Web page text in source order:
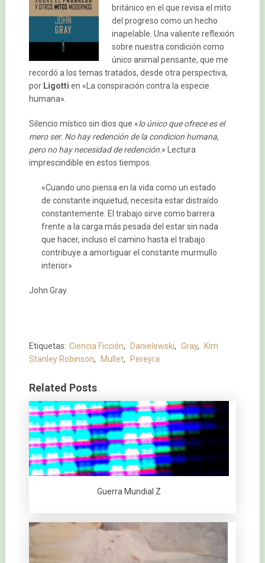
británico en el que revisa el mito
del progreso como un hecho
inapelable. Una valiente reflexión
sobre nuestra condición como
único animal pensante, que me
recordó a los temas tratados, desde otra perspectiva,
por Ligotti en «La conspiración contra la especie
humana».
Silencio místico sin dios que «lo único que ofrece es el
mero ser. No hay redención de la condicion humana,
pero no hay necesidad de redención.» Lectura
imprescindible en estos tiempos.
«Cuando uno piensa en la vida como un estado
de constante inquietud, necesita estar distraído
constantemente. El trabajo sirve como barrera
frente a la carga más pesada del estar sin nada
que hacer, incluso el camino hasta el trabajo
contribuye a amortiguar el constante murmullo
interior»
John Gray
Etiquetas: Ciencia Ficción, Danielewski, Gray,
Kim
Stanley Robinson, Mullet, Pereyra
Related Posts
Guerra Mundial Z